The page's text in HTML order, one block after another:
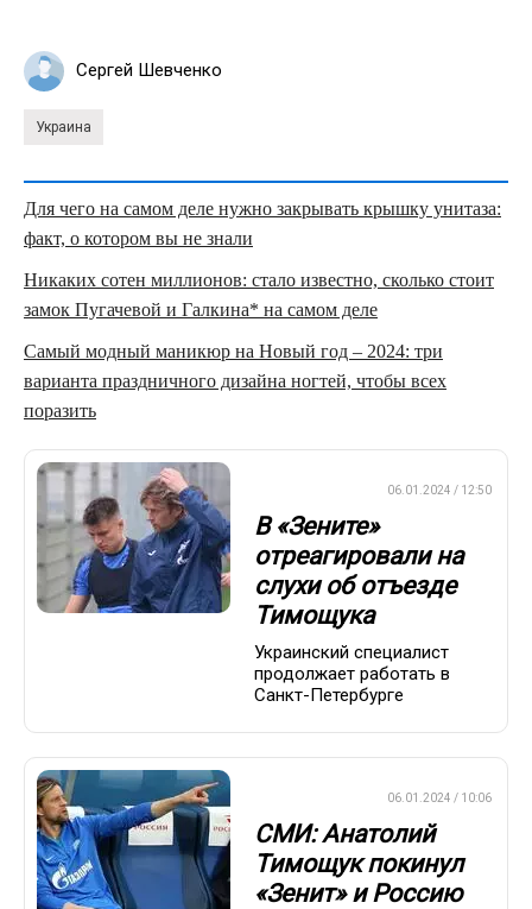
Сергей Шевченко
Украина
Для чего на самом деле нужно закрывать крышку унитаза:
факт, о котором вы не знали
Никаких сотен миллионов: стало известно, сколько стоит
замок Пугачевой и Галкина* на самом деле
Самый модный маникюр на Новый год – 2024: три
варианта праздничного дизайна ногтей, чтобы всех
поразить
06.01.2024 / 12:50
В «Зените»
отреагировали на
слухи об отъезде
Тимощука
Украинский специалист
продолжает работать в
Санкт-Петербурге
06.01.2024 / 10:06
СМИ: Анатолий
Тимощук покинул
«Зенит» и Россию